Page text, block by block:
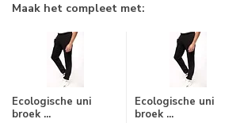
Maak het compleet met:
Ecologische uni
broek ...
Ecologische uni
broek ...